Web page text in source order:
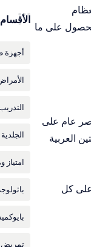
على ما
عام على
العربية
فقط، مقسمة على كل
الأقسام